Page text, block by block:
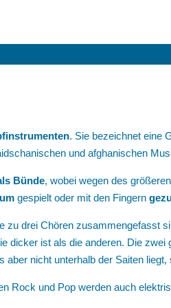
. Sie bezeichnet eine
und afghanischen
Bünde, wobei wegen des
gespielt oder mit den Fingern
zu drei Chören zusammengefasst
dicker ist als die anderen. Die
aber nicht unterhalb der Saiten
Rock und Pop werden auch